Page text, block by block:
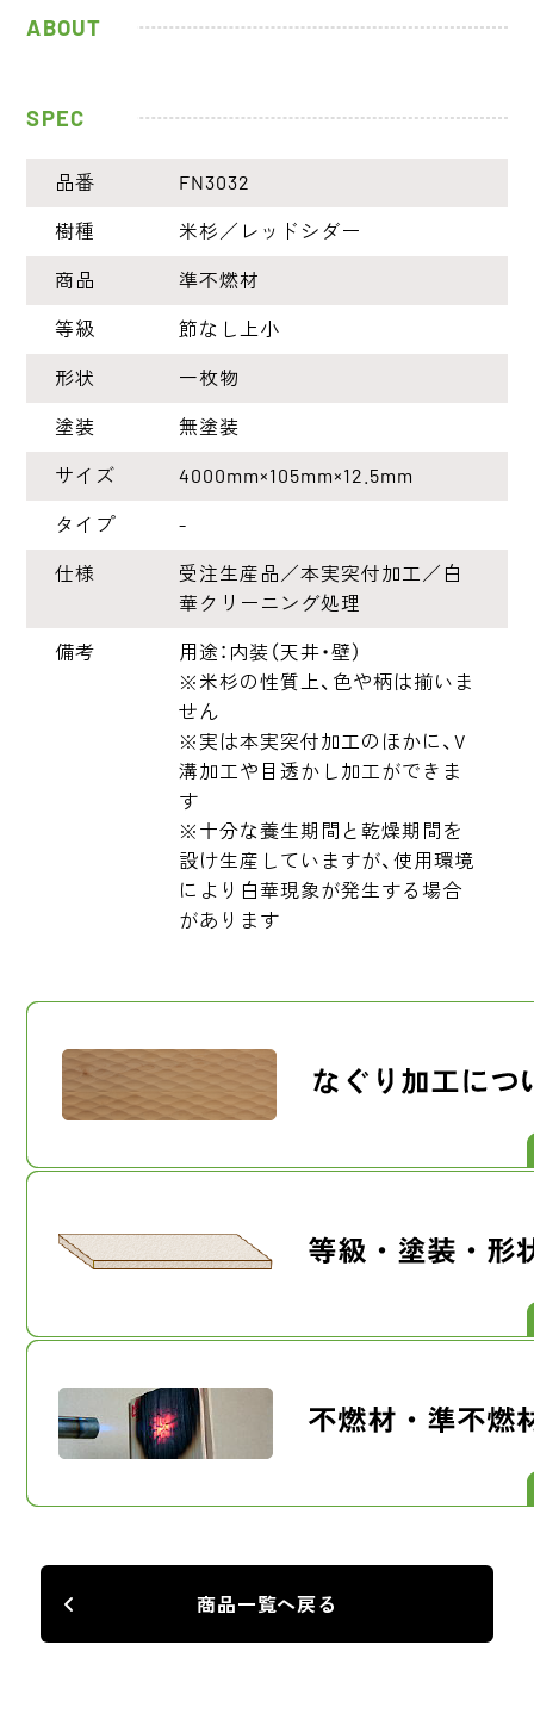
ABOUT
SPEC
品番 FN3032
樹種 米杉／レッドシダー
商品 準不燃材
等級 節なし上小
形状 一枚物
塗装 無塗装
サイズ 4000mm×105mm×12.5mm
タイプ -
仕様
受注生産品／本実突付加工／白
華クリーニング処理
備考
用途：内装（天井・壁）
※米杉の性質上、色や柄は揃いま
せん
※実は本実突付加工のほかに、V
溝加工や目透かし加工ができま
す
※十分な養生期間と乾燥期間を
設け生産していますが、使用環境
により白華現象が発生する場合
があります
商品一覧へ戻る